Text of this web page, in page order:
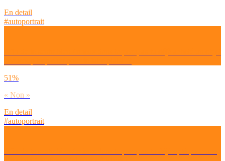
En detail
#autoportrait
51%
« Non »
En detail
#autoportrait